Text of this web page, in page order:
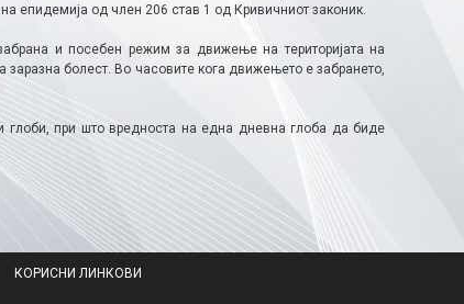
епидемија од член 206 став 1 од Кривичниот законик.
и посебен режим за движење на територијата на
болест. Во часовите кога движењето е забрането,
глоби, при што вредноста на една дневна глоба да биде
КОРИСНИ ЛИНКОВИ